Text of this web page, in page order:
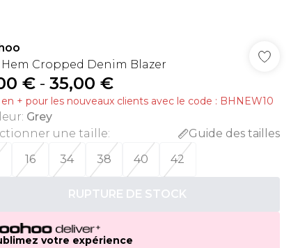
Hem Cropped Denim Blazer
€- 35,00 €
en + pour les nouveaux clients avec le code : BHNEW10
: Grey
une taille:
Guide des tailles
16 34 38 40 42
RUPTURE DE STOCK
votre expérience